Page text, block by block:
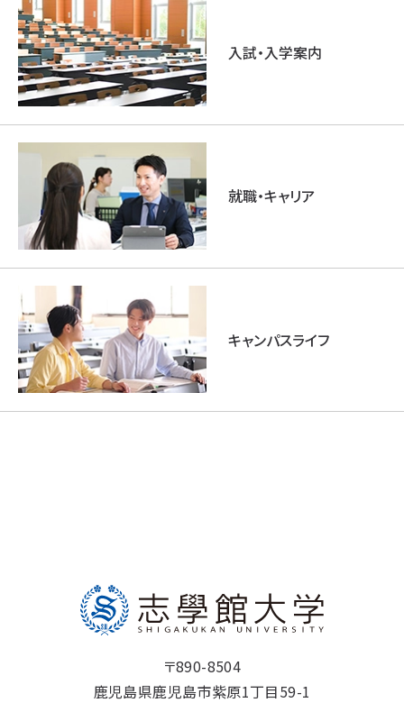
入試・入学案内
就職・キャリア
キャンパスライフ
〒890-8504
鹿児島県鹿児島市紫原1丁目59-1